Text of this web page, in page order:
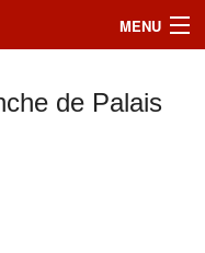
MENU
de Palais